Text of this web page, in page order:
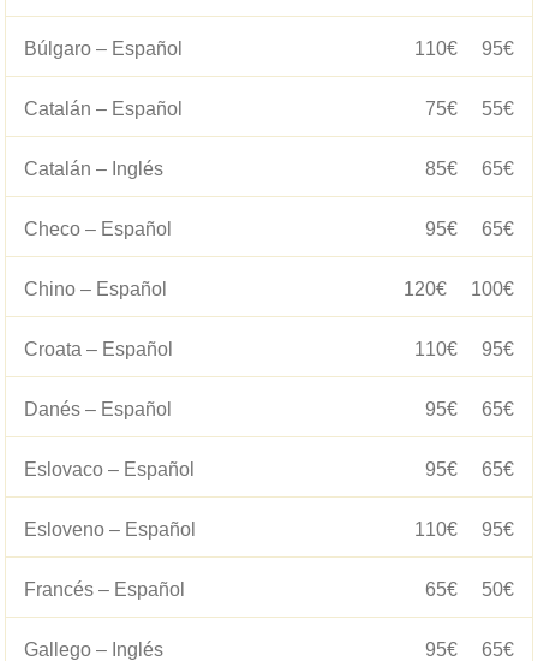
Búlgaro – Español 95€
110€
Catalán – Español 55€
75€
Catalán – Inglés 65€
85€
Checo – Español 65€
95€
Chino – Español 100€
120€
Croata – Español 95€
110€
Danés – Español 65€
95€
Eslovaco – Español 65€
95€
Esloveno – Español 95€
110€
Francés – Español 50€
65€
Gallego – Inglés 65€
95€